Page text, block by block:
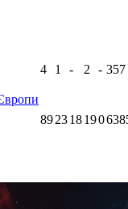
4 1 - 2 - 357
892318190